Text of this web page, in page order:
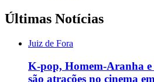
Últimas Notícias
Juiz de Fora
K-pop, Homem-Aranha e
são atrações no cinema